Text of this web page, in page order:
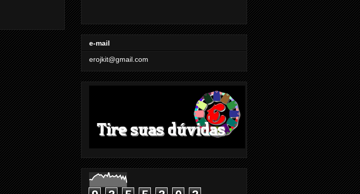
e-mail
erojkit@gmail.com